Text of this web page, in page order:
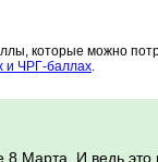
которые можно
и ЧРГ-баллах.
Марта. И ведь это